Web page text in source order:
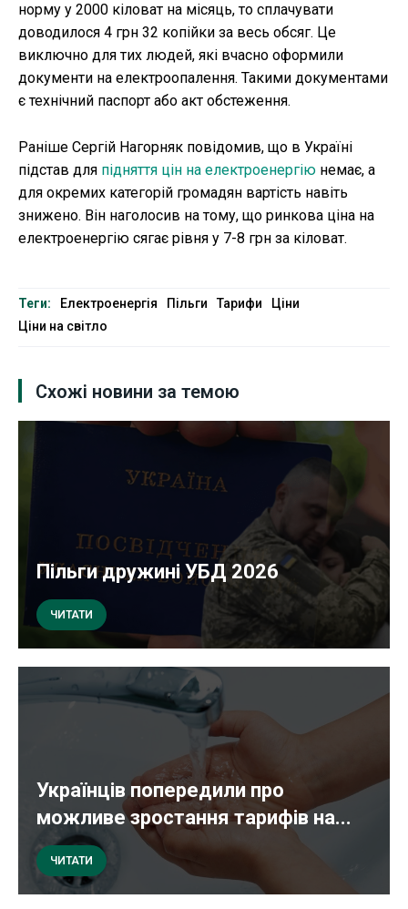
норму у 2000 кіловат на місяць, то сплачувати
доводилося 4 грн 32 копійки за весь обсяг. Це
виключно для тих людей, які вчасно оформили
документи на електроопалення. Такими документами
є технічний паспорт або акт обстеження.
Раніше Сергій Нагорняк повідомив, що в Україні
підстав для підняття цін на електроенергію немає, а
для окремих категорій громадян вартість навіть
знижено. Він наголосив на тому, що ринкова ціна на
електроенергію сягає рівня у 7-8 грн за кіловат.
Теги: Електроенергія Пільги Тарифи
Ціни
Ціни на світло
Схожі новини за темою
Пільги дружині УБД 2026
ЧИТАТИ
Українців попередили про
можливе зростання тарифів на...
ЧИТАТИ